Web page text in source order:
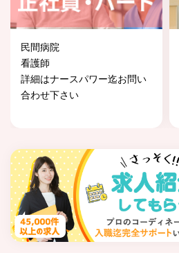
民間病院
看護師
詳細はナースパワー迄お問い
合わせ下さい